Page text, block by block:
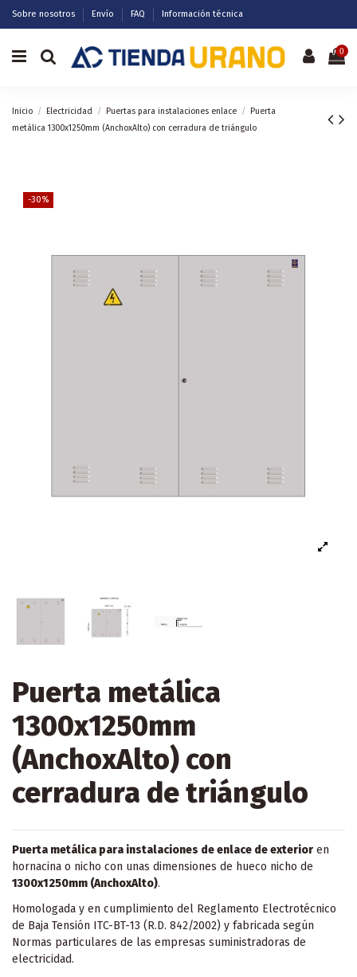
Sobre nosotros Envío FAQ Información técnica
0
Inicio Electricidad Puertas para instalaciones enlace
Puerta
metálica 1300x1250mm (AnchoxAlto) con cerradura de triángulo
-30%
Puerta metálica
1300x1250mm
(AnchoxAlto) con
cerradura de triángulo
Puerta metálica para instalaciones de enlace de exterior en
hornacina o nicho con unas dimensiones de hueco nicho de
1300x1250mm (AnchoxAlto).
Homologada y en cumplimiento del Reglamento Electrotécnico
de Baja Tensión ITC-BT-13 (R.D. 842/2002) y fabricada según
Normas particulares de las empresas suministradoras de
electricidad.